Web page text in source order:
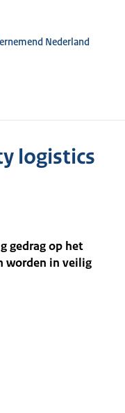
Nederland
logistics
gedrag op het
worden in veilig